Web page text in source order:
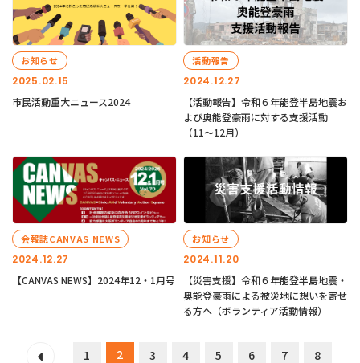
2025.02.15
お知らせ
市民活動重大ニュース2024
2024.12.27
活動報告
【活動報告】令和６年能登半島地震お
よび奥能登豪雨に対する支援活動
（11〜12月）
2024.12.27
会報誌CANVAS NEWS
【CANVAS NEWS】2024年12・1月号
2024.11.20
お知らせ
【災害支援】令和６年能登半島地震・
奥能登豪雨による被災地に想いを寄せ
る方へ（ボランティア活動情報）
1 2 3 4 5 6 7
8